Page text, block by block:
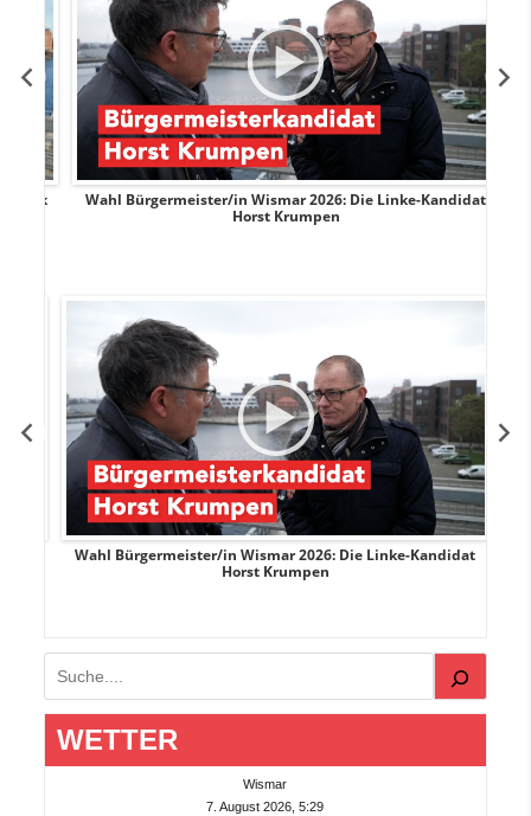
Wahl Bürgermeister/in Wismar 2026: Die Linke-Kandidat
Horst Krumpen
Wahl Bürgermeister/in Wismar 2026: Die Linke-Kandidat
Horst Krumpen
Suchen
WETTER
Wismar
7. August 2026, 5:29